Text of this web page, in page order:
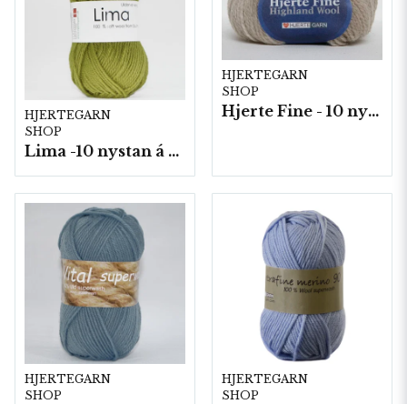
HJERTEGARN
SHOP
Lima -10 nystan á 50g./fp.
HJERTEGARN
SHOP
Hjerte Fine - 10 nystan a40g./fp.
HJERTEGARN
SHOP
HJERTEGARN
SHOP